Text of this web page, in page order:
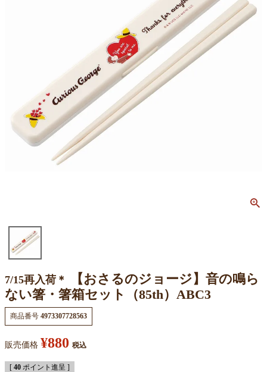
7/15再入荷＊
【おさるのジョージ】音の鳴ら
ない箸・箸箱セット（85th）ABC3
商品番号 4973307728563
販売価格 ¥880 税込
[ 40 ポイント進呈 ]